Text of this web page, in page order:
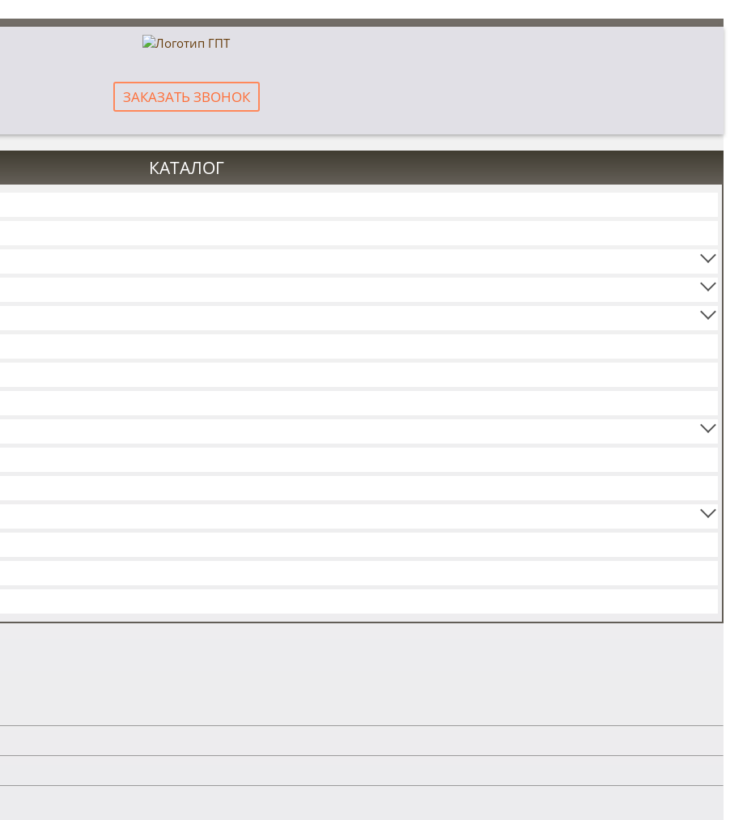
ЗАКАЗАТЬ ЗВОНОК
КАТАЛОГ